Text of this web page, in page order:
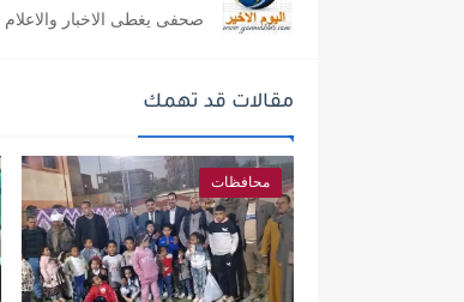
صحفى يغطى الاخبار والاعلام
مقالات قد تهمك
محافظات